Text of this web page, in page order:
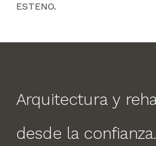
ESTENO.
Arquitectura y
desde la confianza.